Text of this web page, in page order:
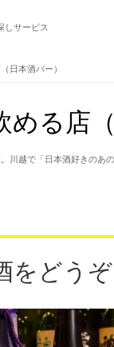
しサービス
日本酒バー）
る店
川越で「日本酒好きの
をどうぞ